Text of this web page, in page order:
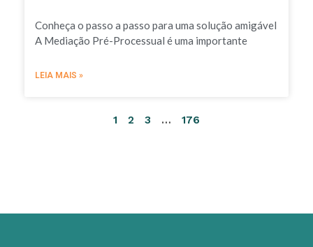
Conheça o passo a passo para uma solução amigável
A Mediação Pré-Processual é uma importante
LEIA MAIS »
1 2 3 … 176